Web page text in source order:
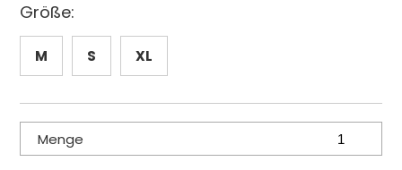
Größe:
M S XL
Menge